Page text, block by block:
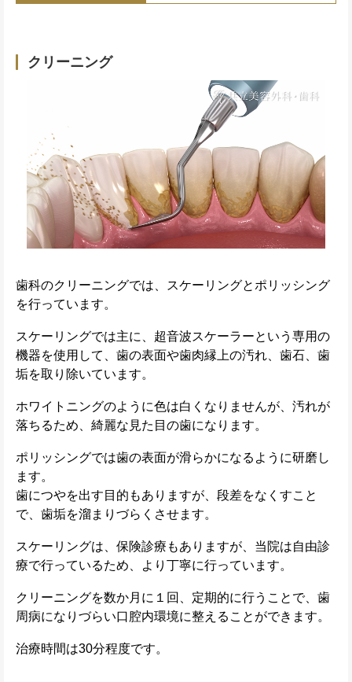
クリーニング
歯科のクリーニングでは、スケーリングとポリッシング
を行っています。
スケーリングでは主に、超音波スケーラーという専用の
機器を使用して、歯の表面や歯肉縁上の汚れ、歯石、歯
垢を取り除いています。
ホワイトニングのように色は白くなりませんが、汚れが
落ちるため、綺麗な見た目の歯になります。
ポリッシングでは歯の表面が滑らかになるように研磨し
ます。
歯につやを出す目的もありますが、段差をなくすこと
で、歯垢を溜まりづらくさせます。
スケーリングは、保険診療もありますが、当院は自由診
療で行っているため、より丁寧に行っています。
クリーニングを数か月に１回、定期的に行うことで、歯
周病になりづらい口腔内環境に整えることができます。
治療時間は30分程度です。